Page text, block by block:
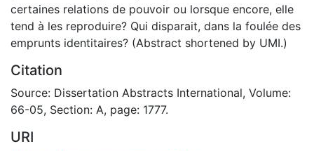
certaines relations de pouvoir ou lorsque encore, elle
tend à les reproduire? Qui disparait, dans la foulée des
emprunts identitaires? (Abstract shortened by UMI.)
Citation
Source: Dissertation Abstracts International, Volume:
66-05, Section: A, page: 1777.
URI